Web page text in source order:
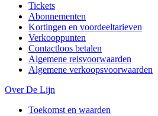
Tickets
Abonnementen
Kortingen en voordeeltarieven
Verkooppunten
Contactloos betalen
Algemene reisvoorwaarden
Algemene verkoopsvoorwaarden
Over De Lijn
Toekomst en waarden